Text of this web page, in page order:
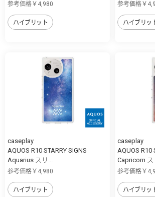
参考価格￥4,980
ハイブリット
参考価格￥
ハイブリッ
caseplay
AQUOS R10 STARRY SIGNS
Aquarius スリ...
参考価格￥4,980
ハイブリット
caseplay
AQUOS R10
Capricorn ス
参考価格￥
ハイブリッ